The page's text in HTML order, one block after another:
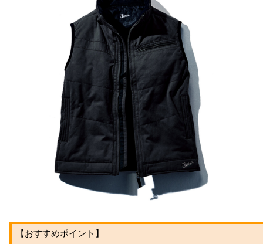
【おすすめポイント】